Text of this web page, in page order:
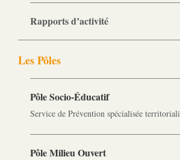
Rapports d’activité
Les Pôles
Pôle Socio-­Éducatif
Service de Prévention spécialisée
Pôle Milieu Ouvert